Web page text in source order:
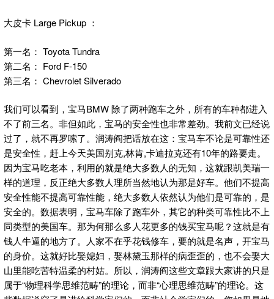
大皮卡 Large Pickup ：
第一名： Toyota Tundra
第二名： Ford F-150
第三名： Chevrolet Silverado
我们可以看到，宝马BMW 除了两种跑车之外，所有的车种都进入
不了前三名。非但如此，宝马的安全性也非常差劲。我前文已经说
过了，就不再罗嗦了。润涛阎把话放在这：宝马车不论是可靠性还
是安全性，赶上今天美国别克,林肯,卡迪拉克还有10年的路要走。
因为宝马吃老本，利用的就是绝大多数人的无知，这就跟凯美瑞一
样的道理，反正绝大多数人理所当然地认为那是好车。他们不提高
安全性能不提高可靠性能，绝大多数人依然认为他们是可靠的，是
安全的。数据表明，宝马车除了跑车外，其它的种类可靠性比不上
同类型的美国车。那为何那么多人花更多的钱买宝马呢？这就是有
钱人牛逼的地方了。人家不在乎花钱修车，要的就是名声，开宝马
的身价。这就好比娶媳妇，娶林黛玉那样的病歪歪的，也不会娶大
山里能吃苦特温柔的村姑。所以，润涛阎这些文章跟大家讲的只是
属于“物理科学思维范畴”的理论，而非“心理思维范畴”的理论。这